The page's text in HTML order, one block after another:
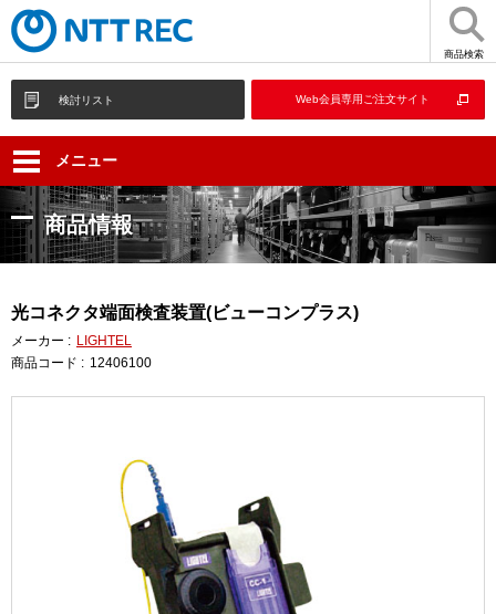
商品検索
検討リスト Web会員専用ご注文サイト
メニュー
商品情報
光コネクタ端面検査装置(ビューコンプラス)
メーカー : LIGHTEL
商品コード : 12406100